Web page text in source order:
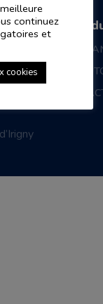
Plan
LES
continuez
et
cookies